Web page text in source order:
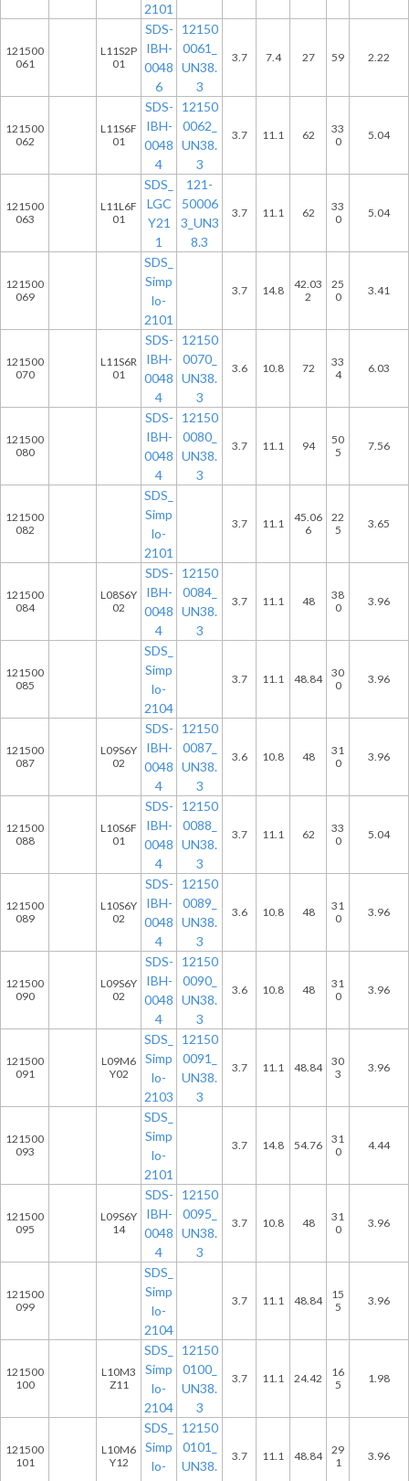
2101
121500
061
L11S2P
01
SDS-
IBH-
0048
6
12150
0061_
UN38.
3
3.7 7.4 27 59 2.22
121500
062
L11S6F
01
SDS-
IBH-
0048
4
12150
0062_
UN38.
3
3.7 11.1 62
33
0
5.04
121500
063
L11L6F
01
SDS_
LGC
Y21
1
121-
50006
3_UN3
8.3
3.7 11.1 62
33
0
5.04
121500
069
SDS_
Simp
lo-
2101
3.7 14.8
42.03
2
25
0
3.41
121500
070
L11S6R
01
SDS-
IBH-
0048
4
12150
0070_
UN38.
3
3.6 10.8 72
33
4
6.03
121500
080
SDS-
IBH-
0048
4
12150
0080_
UN38.
3
3.7 11.1 94
50
5
7.56
121500
082
SDS_
Simp
lo-
2101
3.7 11.1
45.06
6
22
5
3.65
121500
084
L08S6Y
02
SDS-
IBH-
0048
4
12150
0084_
UN38.
3
3.7 11.1 48
38
0
3.96
121500
085
SDS_
Simp
lo-
2104
3.7 11.1 48.84
30
0
3.96
121500
087
L09S6Y
02
SDS-
IBH-
0048
4
12150
0087_
UN38.
3
3.6 10.8 48
31
0
3.96
121500
088
L10S6F
01
SDS-
IBH-
0048
4
12150
0088_
UN38.
3
3.7 11.1 62
33
0
5.04
121500
089
L10S6Y
02
SDS-
IBH-
0048
4
12150
0089_
UN38.
3
3.6 10.8 48
31
0
3.96
121500
090
L09S6Y
02
SDS-
IBH-
0048
4
12150
0090_
UN38.
3
3.6 10.8 48
31
0
3.96
121500
091
L09M6
Y02
SDS_
Simp
lo-
2103
12150
0091_
UN38.
3
3.7 11.1 48.84
30
3
3.96
121500
093
SDS_
Simp
lo-
2101
3.7 14.8 54.76
31
0
4.44
121500
095
L09S6Y
14
SDS-
IBH-
0048
4
12150
0095_
UN38.
3
3.7 10.8 48
31
0
3.96
121500
099
SDS_
Simp
lo-
2104
3.7 11.1 48.84
15
5
3.96
121500
100
L10M3
Z11
SDS_
Simp
lo-
2104
12150
0100_
UN38.
3
3.7 11.1 24.42
16
5
1.98
121500
101
L10M6
Y12
SDS_
Simp
lo-
12150
0101_
UN38.
3.7 11.1 48.84
29
1
3.96